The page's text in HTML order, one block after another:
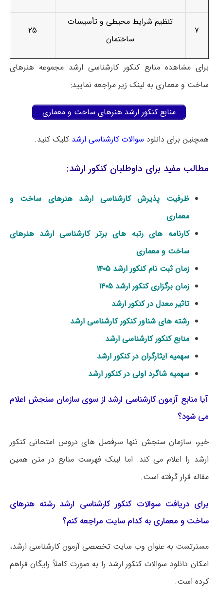
۷
تنظیم شرایط محیطی و تأسیسات
ساختمان
۲۵
برای مشاهده منابع کنکور کارشناسی ارشد مجموعه هنرهای
ساخت و معماری به لینک زیر مراجعه نمایید:
منابع کنکور ارشد هنرهای ساخت و معماری
همچنین برای دانلود سوالات کارشناسی ارشد کلیک کنید.
مطالب مفید برای داوطلبان کنکور ارشد:
ظرفیت پذیرش کارشناسی ارشد هنرهای ساخت و
معماری
کارنامه های رتبه های برتر کارشناسی ارشد هنرهای
ساخت و معماری
زمان ثبت نام کنکور ارشد ۱۴۰۵
زمان برگزاری کنکور ارشد ۱۴۰۵
تاثیر معدل در کنکور ارشد
رشته های شناور کنکور کارشناسی ارشد
منابع کنکور کارشناسی ارشد
سهمیه ایثارگران در کنکور ارشد
سهمیه شاگرد اولی در کنکور ارشد
آیا منابع آزمون کارشناسی ارشد از سوی سازمان سنجش اعلام
می شود؟
خیر، سازمان سنجش تنها سرفصل های دروس امتحانی کنکور
ارشد را اعلام می کند. اما لینک فهرست منابع در متن همین
مقاله قرار گرفته است.
برای دریافت سوالات کنکور کارشناسی ارشد رشته هنرهای
ساخت و معماری به کدام سایت مراجعه کنم؟
مسترتست به عنوان وب سایت تخصصی آزمون کارشناسی ارشد،
امکان دانلود سوالات کنکور ارشد را به صورت کاملاً رایگان فراهم
کرده است.